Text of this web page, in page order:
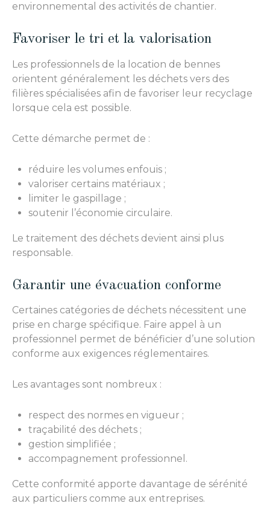
environnemental des activités de chantier.
Favoriser le tri et la valorisation
Les professionnels de la location de bennes
orientent généralement les déchets vers des
filières spécialisées afin de favoriser leur recyclage
lorsque cela est possible.
Cette démarche permet de :
réduire les volumes enfouis ;
valoriser certains matériaux ;
limiter le gaspillage ;
soutenir l’économie circulaire.
Le traitement des déchets devient ainsi plus
responsable.
Garantir une évacuation conforme
Certaines catégories de déchets nécessitent une
prise en charge spécifique. Faire appel à un
professionnel permet de bénéficier d’une solution
conforme aux exigences réglementaires.
Les avantages sont nombreux :
respect des normes en vigueur ;
traçabilité des déchets ;
gestion simplifiée ;
accompagnement professionnel.
Cette conformité apporte davantage de sérénité
aux particuliers comme aux entreprises.